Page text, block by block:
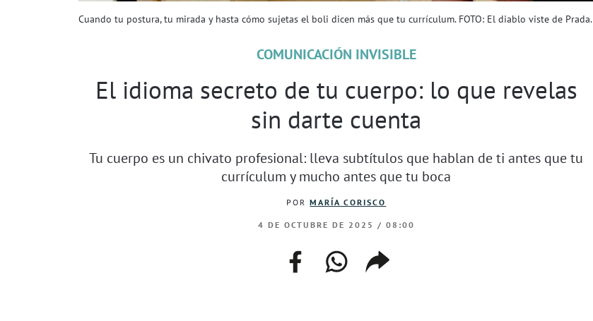
Cuando tu postura, tu mirada y hasta cómo sujetas el boli dicen más que tu currículum. FOTO: El diablo viste de Prada.
COMUNICACIÓN INVISIBLE
El idioma secreto de tu cuerpo: lo que revelas
sin darte cuenta
Tu cuerpo es un chivato profesional: lleva subtítulos que hablan de ti antes que tu
currículum y mucho antes que tu boca
PORMARÍA CORISCO
4 DE OCTUBRE DE 2025 / 08:00
facebookwhatsapp
web
copiar
enlace